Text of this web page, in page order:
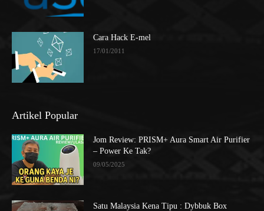
Cara Hack E-mel
17/01/2011
Artikel Popular
Jom Review: PRISM+ Aura Smart Air Purifier
– Power Ke Tak?
09/05/2025
Satu Malaysia Kena Tipu : Dybbuk Box